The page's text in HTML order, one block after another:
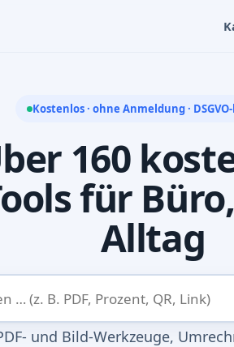
Kostenlos · ohne Anmeldung ·
160
für
Alltag
und Bild-Werkzeuge,